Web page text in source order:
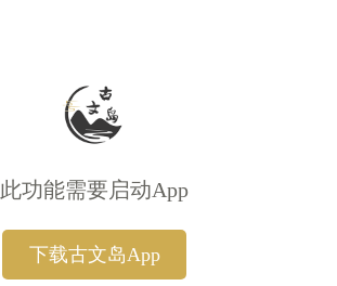
此功能需要启动App
下载古文岛App